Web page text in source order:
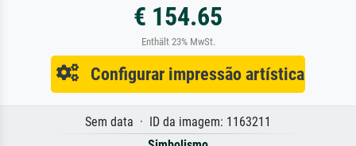
€ 154.65
Enthält 23% MwSt.
Configurar impressão artística
Sem data · ID da imagem: 1163211